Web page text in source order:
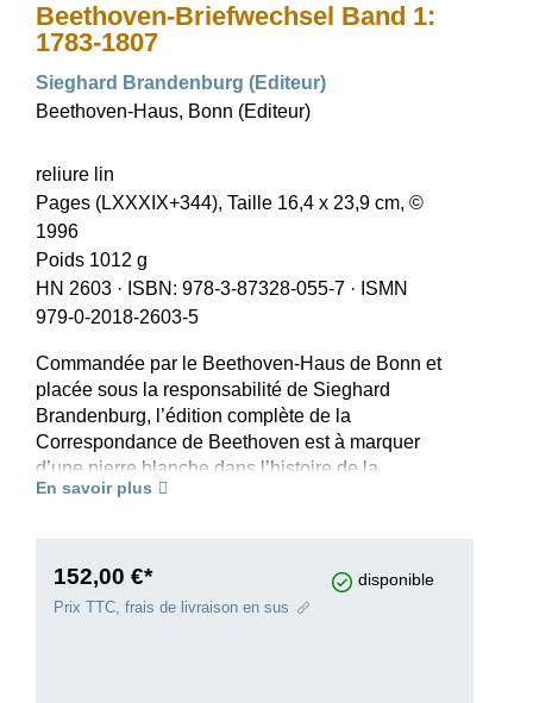
Beethoven-Briefwechsel Band 1:
1783-1807
Sieghard Brandenburg (Editeur)
Beethoven-Haus, Bonn (Editeur)
reliure lin
Pages (LXXXIX+344), Taille 16,4 x 23,9 cm, ©
1996
Poids 1012 g
HN 2603 · ISBN: 978-3-87328-055-7 · ISMN
979-0-2018-2603-5
Commandée par le Beethoven-Haus de Bonn et
placée sous la responsabilité de Sieghard
Brandenburg, l’édition complète de la
Correspondance de Beethoven est à marquer
d’une pierre blanche dans l’histoire de la
recherche beethovénienne. Elle constitue en
scientifiques modernes et abondamment
commentée. Elle comprend toutes les lettres de
En savoir plus
152,00 €* disponible
Prix TTC, frais de livraison en sus